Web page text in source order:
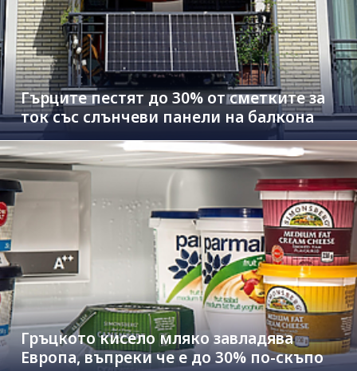
Гърците пестят до 30% от сметките за
ток със слънчеви панели на балкона
Гръцкото кисело мляко завладява
Европа, въпреки че е до 30% по-скъпо